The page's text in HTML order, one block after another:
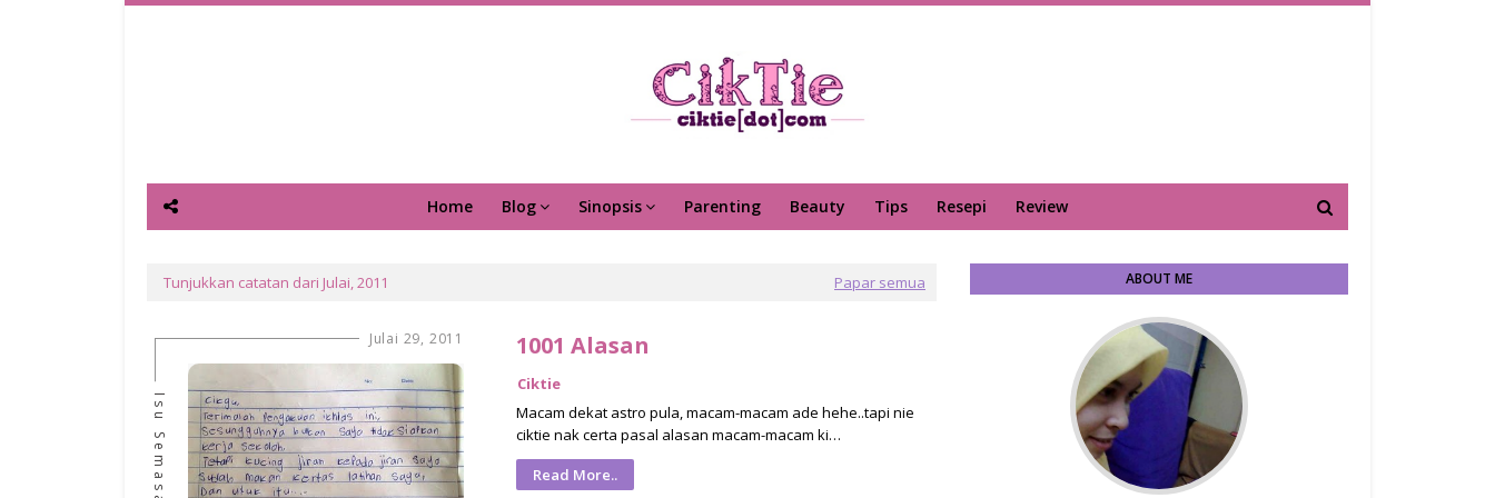
Home Blog Sinopsis Parenting Beauty Tips Resepi Review
Tunjukkan catatan dari Julai, 2011 Papar semua
Julai 29, 2011
Isu Semasa
1001 Alasan
Ciktie
Macam dekat astro pula, macam-macam ade hehe..tapi nie
ciktie nak certa pasal alasan macam-macam ki…
Read More..
ABOUT ME